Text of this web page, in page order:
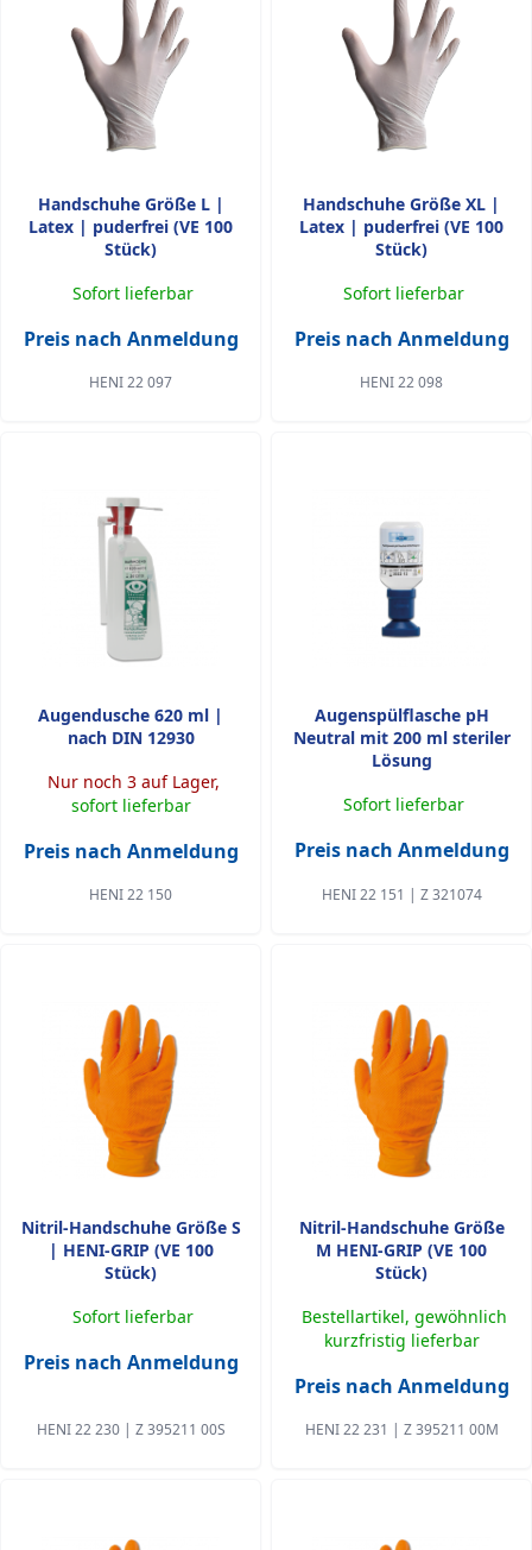
Handschuhe Größe L |
Latex | puderfrei (VE 100
Stück)
Sofort lieferbar
Preis nach Anmeldung
HENI 22 097
Handschuhe Größe XL |
Latex | puderfrei (VE 100
Stück)
Sofort lieferbar
Preis nach Anmeldung
HENI 22 098
Augendusche 620 ml |
nach DIN 12930
Nur noch 3 auf Lager,
sofort lieferbar
Preis nach Anmeldung
HENI 22 150
Augenspülflasche pH
Neutral mit 200 ml steriler
Lösung
Sofort lieferbar
Preis nach Anmeldung
HENI 22 151 | Z 321074
Nitril-Handschuhe Größe S
| HENI-GRIP (VE 100
Stück)
Sofort lieferbar
Preis nach Anmeldung
HENI 22 230 | Z 395211 00S
Nitril-Handschuhe Größe
M HENI-GRIP (VE 100
Stück)
Bestellartikel, gewöhnlich
kurzfristig lieferbar
Preis nach Anmeldung
HENI 22 231 | Z 395211 00M